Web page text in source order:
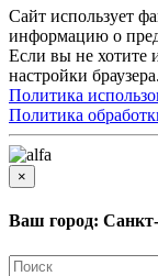
Сайт использует
информацию о
Если вы не хотите
настройки браузера.
Политика
Политика
×
Ваш город: